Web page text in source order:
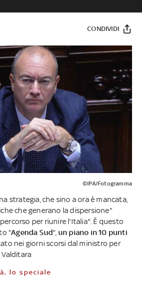
CONDIVIDI
©IPA/Fotogramma
strategia, che sino a ora è mancata,
che generano la dispersione"
per riunire l'Italia". È questo
"Agenda Sud", un piano in 10 punti
nei giorni scorsi dal ministro per
lo speciale